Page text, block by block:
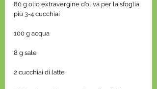
80 g olio extravergine d’oliva per la sfoglia
più 3-4 cucchiai
100 g acqua
8 g sale
2 cucchiai di latte